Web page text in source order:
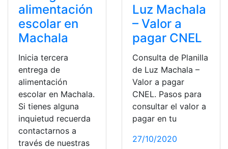
alimentación
escolar en
Machala
Inicia tercera
entrega de
alimentación
escolar en Machala.
Si tienes alguna
inquietud recuerda
contactarnos a
través de nuestras
Luz Machala
– Valor a
pagar CNEL
Consulta de Planilla
de Luz Machala –
Valor a pagar
CNEL. Pasos para
consultar el valor a
pagar en tu
27/10/2020